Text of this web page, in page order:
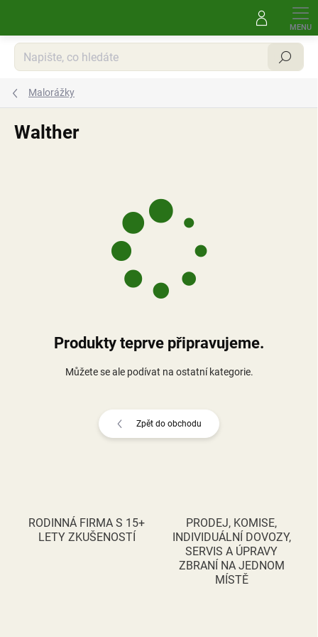
Hledat
Malorážky
Walther
Produkty teprve připravujeme.
Můžete se ale podívat na ostatní kategorie.
Zpět do obchodu
RODINNÁ FIRMA S 15+
LETY ZKUŠENOSTÍ
PRODEJ, KOMISE,
INDIVIDUÁLNÍ DOVOZY,
SERVIS A ÚPRAVY
ZBRANÍ NA JEDNOM
MÍSTĚ